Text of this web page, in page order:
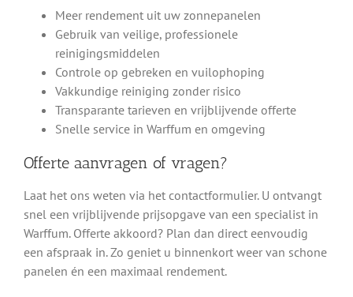
Meer rendement uit uw zonnepanelen
Gebruik van veilige, professionele
reinigingsmiddelen
Controle op gebreken en vuilophoping
Vakkundige reiniging zonder risico
Transparante tarieven en vrijblijvende offerte
Snelle service in Warffum en omgeving
Offerte aanvragen of vragen?
Laat het ons weten via het contactformulier. U ontvangt
snel een vrijblijvende prijsopgave van een specialist in
Warffum. Offerte akkoord? Plan dan direct eenvoudig
een afspraak in. Zo geniet u binnenkort weer van schone
panelen én een maximaal rendement.